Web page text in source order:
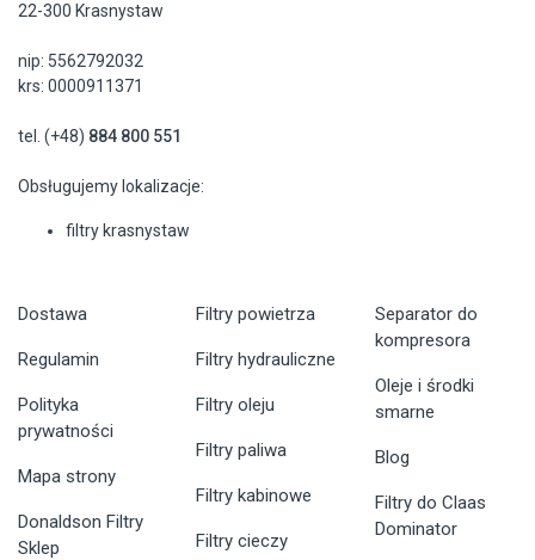
22-300 Krasnystaw
nip: 5562792032
krs: 0000911371
tel. (+48) 884 800 551
Obsługujemy lokalizacje:
filtry krasnystaw
Dostawa
Regulamin
Polityka
prywatności
Mapa strony
Donaldson Filtry
Sklep
Filtry powietrza
Filtry hydrauliczne
Filtry oleju
Filtry paliwa
Filtry kabinowe
Filtry cieczy
Separator do
kompresora
Oleje i środki
smarne
Blog
Filtry do Claas
Dominator